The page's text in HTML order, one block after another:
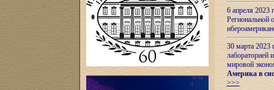
6 апреля
Региональной
30 марта 2023
лабораторией
мировой
Америка в
>>>